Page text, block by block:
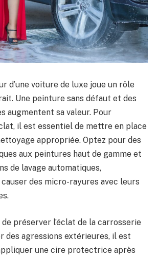
d’une voiture de luxe joue un rôle
Une peinture sans défaut et des
augmentent sa valeur. Pour
il est essentiel de mettre en place
appropriée. Optez pour des
aux peintures haut de gamme et
de lavage automatiques,
des micro-rayures avec leurs
préserver l’éclat de la carrosserie
des agressions extérieures, il est
une cire protectrice après